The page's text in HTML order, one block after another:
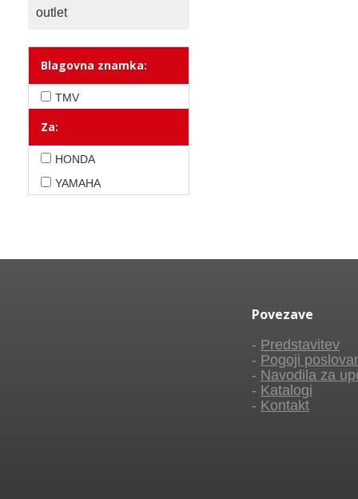
outlet
Blagovna znamka:
TMV
Za:
HONDA
YAMAHA
Povezave
- Predstavitev
- Pogoji
- Navodila za
- Katalogi
- Kontakt